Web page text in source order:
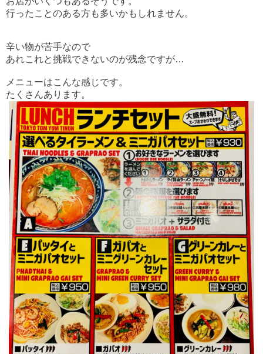
行ったことのある方も多いかもしれません。
辛い物が苦手なので
あれこれと挑戦できないのが残念ですが…
メニューはこんな感じです。
たくさんあります。